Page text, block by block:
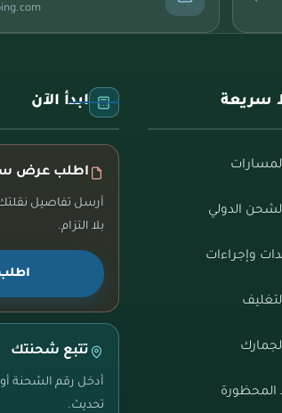
سريعة
الدولي
وإجراءات
المحظورة
ابدأ الآن
اطلب عرض
أرسل تفاصيل
بلا التزام.
تتبع شحنتك
أدخل رقم الشحنة أو
تحديث.